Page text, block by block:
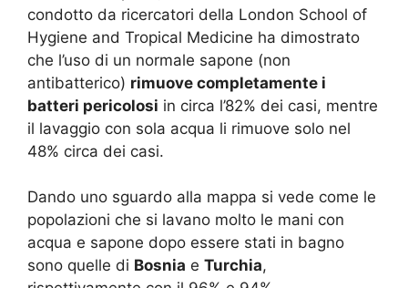
condotto da ricercatori della London School of
Hygiene and Tropical Medicine ha dimostrato
che l’uso di un normale sapone (non
antibatterico) rimuove completamente i
batteri pericolosi in circa l’82% dei casi, mentre
il lavaggio con sola acqua li rimuove solo nel
48% circa dei casi.
Dando uno sguardo alla mappa si vede come le
popolazioni che si lavano molto le mani con
acqua e sapone dopo essere stati in bagno
sono quelle di Bosnia e Turchia,